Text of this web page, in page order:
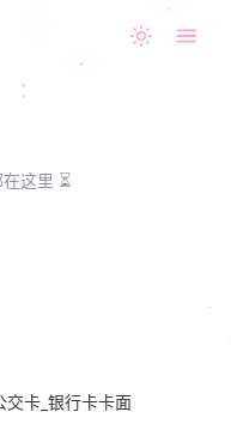
这里 ⏳
卡_银行卡卡面